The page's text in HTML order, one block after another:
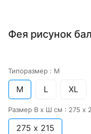
Фея рисунок
Типоразмер : M
M L XL
Размер В х Ш см : 275 х
275 х 215